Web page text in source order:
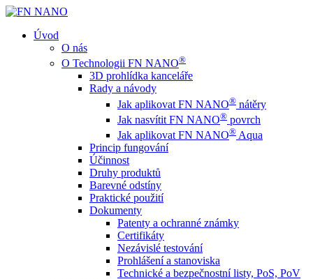
Úvod
O nás
O Technologii FN NANO®
3D prohlídka kanceláře
Rady a návody
Jak aplikovat FN NANO® nátěry
Jak nasvítit FN NANO® povrch
Jak aplikovat FN NANO® Aqua
Princip fungování
Účinnost
Druhy produktů
Barevné odstíny
Praktické použití
Dokumenty
Patenty a ochranné známky
Certifikáty
Nezávislé testování
Prohlášení a stanoviska
Technické a bezpečnostní listy, PoS, PoV